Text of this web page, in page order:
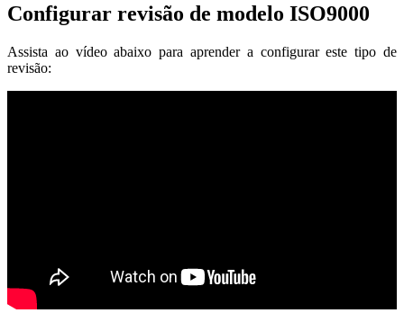
Configurar revisão de modelo ISO9000
Assista ao vídeo abaixo para aprender a configurar este tipo de
revisão: